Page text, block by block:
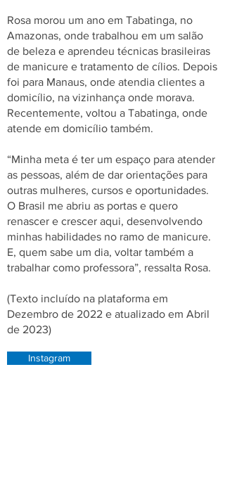
Rosa morou um ano em Tabatinga, no
Amazonas, onde trabalhou em um salão
de beleza e aprendeu técnicas brasileiras
de manicure e tratamento de cílios. Depois
foi para Manaus, onde atendia clientes a
domicílio, na vizinhança onde morava.
Recentemente, voltou a Tabatinga, onde
atende em domicílio também.
“Minha meta é ter um espaço para atender
as pessoas, além de dar orientações para
outras mulheres, cursos e oportunidades.
O Brasil me abriu as portas e quero
renascer e crescer aqui, desenvolvendo
minhas habilidades no ramo de manicure.
E, quem sabe um dia, voltar também a
trabalhar como professora”, ressalta Rosa.
(Texto incluído na plataforma em
Dezembro de 2022 e atualizado em Abril
de 2023)
Instagram